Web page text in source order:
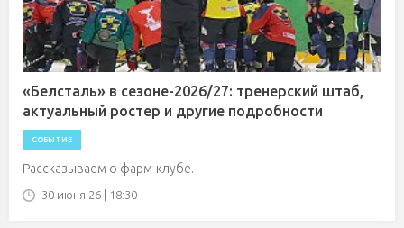
«Белсталь» в сезоне-2026/27: тренерский штаб,
актуальный ростер и другие подробности
СОБЫТИЕ
Рассказываем о фарм-клубе.
30 июня'26 | 18:30